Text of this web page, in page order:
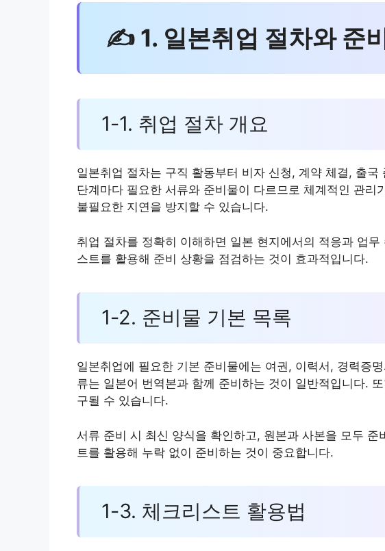
✍ 1. 일본취업 절차와 준
1-1. 취업 절차 개요
일본취업 절차는 구직 활동부터 비자 신청, 계약 체결, 출
단계마다 필요한 서류와 준비물이 다르므로 체계적인 관리
불필요한 지연을 방지할 수 있습니다.
취업 절차를 정확히 이해하면 일본 현지에서의 적응과 업
스트를 활용해 준비 상황을 점검하는 것이 효과적입니다.
1-2. 준비물 기본 목록
일본취업에 필요한 기본 준비물에는 여권, 이력서, 경력증
류는 일본어 번역본과 함께 준비하는 것이 일반적입니다.
구될 수 있습니다.
서류 준비 시 최신 양식을 확인하고, 원본과 사본을 모두
트를 활용해 누락 없이 준비하는 것이 중요합니다.
1-3. 체크리스트 활용법